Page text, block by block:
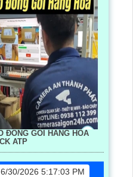
ĐÓNG GÓI HÀNG HÓA
ATP
6/30/2026 5:17:03 PM